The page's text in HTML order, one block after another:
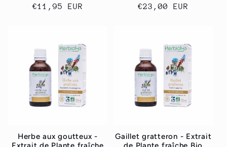
Prix
€11,95 EUR
Prix
€23,00 EUR
Herbe aux goutteux -
Gaillet gratteron - Extrait